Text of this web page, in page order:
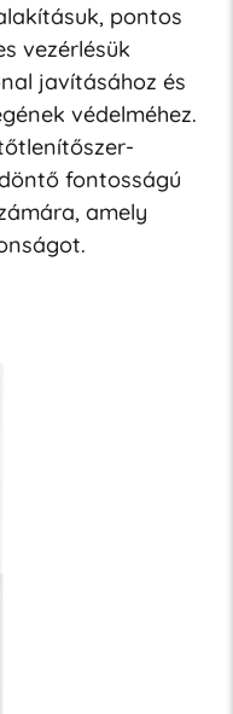
pontos
vezérlésük
javításához és
védelméhez.
fontosságú
amely